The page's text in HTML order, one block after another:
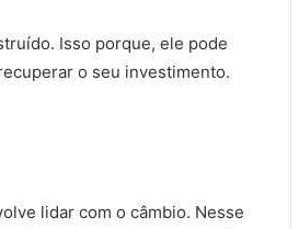
Isso porque, ele pode
o seu investimento.
lidar com o câmbio. Nesse